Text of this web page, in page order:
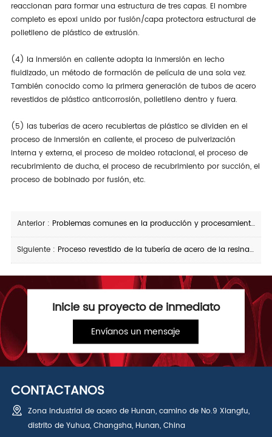
reaccionan para formar una estructura de tres capas. El nombre
completo es epoxi unido por fusión/capa protectora estructural de
polietileno de plástico de extrusión.
(4) la inmersión en caliente adopta la inmersión en lecho
fluidizado, un método de formación de película de una sola vez.
También conocido como la primera generación de tubos de acero
revestidos de plástico anticorrosión, polietileno dentro y fuera.
(5) las tuberías de acero recubiertas de plástico se dividen en el
proceso de inmersión en caliente, el proceso de pulverización
interna y externa, el proceso de moldeo rotacional, el proceso de
recubrimiento de ducha, el proceso de recubrimiento por succión, el
proceso de bobinado por fusión, etc.
Anterior : Problemas comunes en la producción y procesamiento de tubos de acero recubiertos de plástico
Siguiente : Proceso revestido de la tubería de acero de la resina de epoxy
Inicie su proyecto de inmediato
Envíanos un mensaje
CONTÁCTANOS
Zona industrial de acero de Hunan, camino de No.9 Xiangfu,
distrito de Yuhua, Changsha, Hunan, China